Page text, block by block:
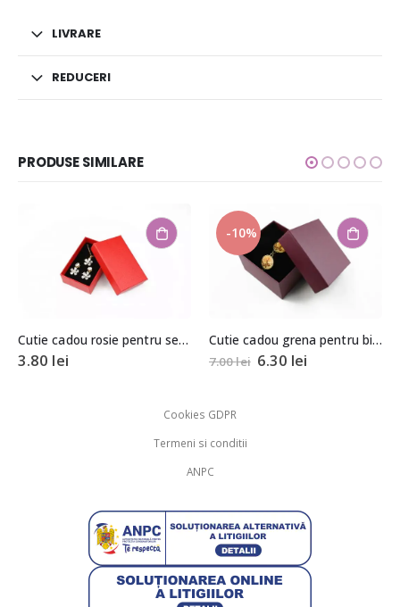
LIVRARE
REDUCERI
PRODUSE SIMILARE
Cutie cadou rosie pentru set (cercei, colier si inel) 2,5x5x8cm
3.80 lei
-10%
Cutie cadou grena pentru bijuterii cu pernita 5,5x8x8,5cm
7.00lei 6.30 lei
Cookies GDPR
Termeni si conditii
ANPC